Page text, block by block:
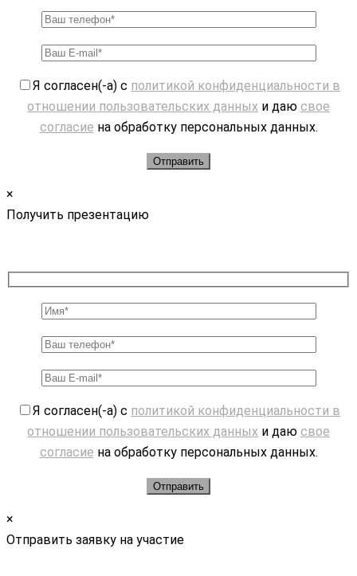
Я согласен(-а) с политикой конфиденциальности в
отношении пользовательских данных и даю свое
согласие на обработку персональных данных.
×
Получить презентацию
Я согласен(-а) с политикой конфиденциальности в
отношении пользовательских данных и даю свое
согласие на обработку персональных данных.
×
Отправить заявку на участие